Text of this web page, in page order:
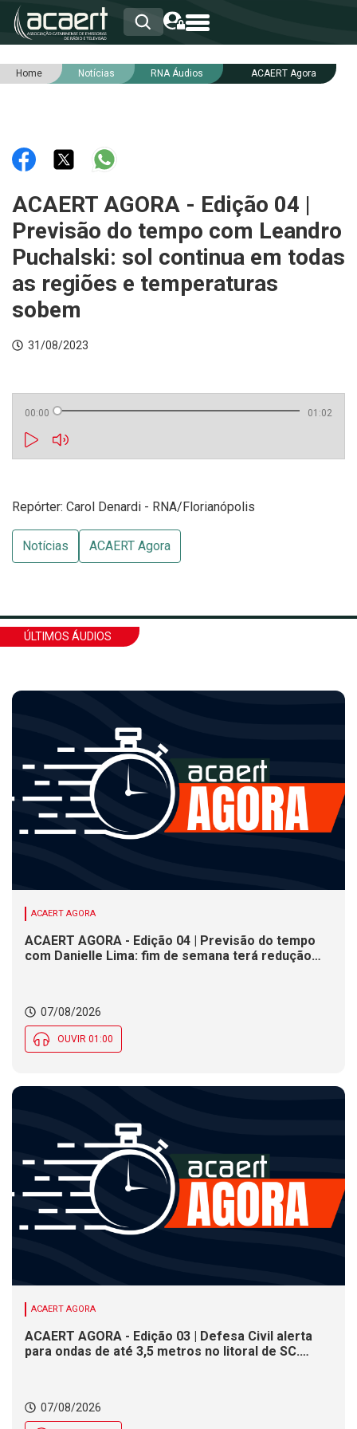
HOME
RNA
NOTÍCIAS
INTEGRIDADE
Home Notícias RNA Áudios ACAERT Agora
ACAERT AGORA - Edição 04 |
Previsão do tempo com Leandro
Puchalski: sol continua em todas
as regiões e temperaturas
sobem
31/08/2023
00:00 01:02
Repórter: Carol Denardi - RNA/Florianópolis
Notícias ACAERT Agora
ÚLTIMOS ÁUDIOS
ACAERT AGORA
ACAERT AGORA - Edição 04 | Previsão do tempo
com Danielle Lima: fim de semana terá redução
07/08/2026
OUVIR 01:00
ACAERT AGORA
ACAERT AGORA - Edição 03 | Defesa Civil alerta
para ondas de até 3,5 metros no litoral de SC.
07/08/2026